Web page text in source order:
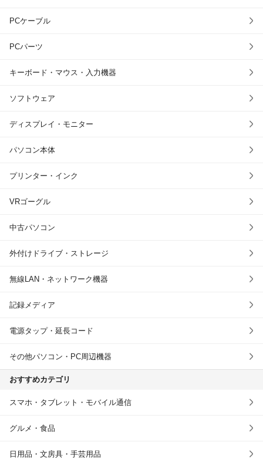
PCケーブル
PCパーツ
キーボード・マウス・入力機器
ソフトウェア
ディスプレイ・モニター
パソコン本体
プリンター・インク
VRゴーグル
中古パソコン
外付けドライブ・ストレージ
無線LAN・ネットワーク機器
記録メディア
電源タップ・延長コード
その他パソコン・PC周辺機器
おすすめカテゴリ
スマホ・タブレット・モバイル通信
グルメ・食品
日用品・文房具・手芸用品